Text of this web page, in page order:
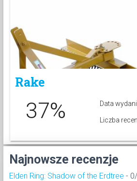
Rake
37% Data
Liczba
Najnowsze recenzje
Elden Ring: Shadow of the Erdtree -